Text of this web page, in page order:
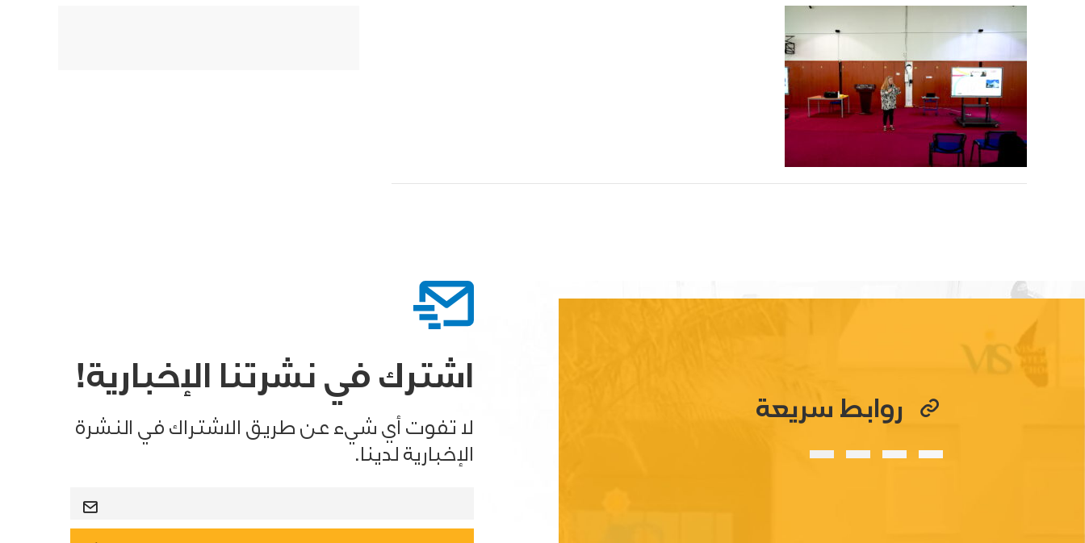
روابط سريعة
اشترك في نشرتنا الإخبارية!
لا تفوت أي شيء عن طريق الاشتراك في النشرة
الإخبارية لدينا.